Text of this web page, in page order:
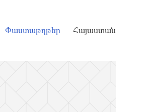
Փաստաթղթեր Հայաստան